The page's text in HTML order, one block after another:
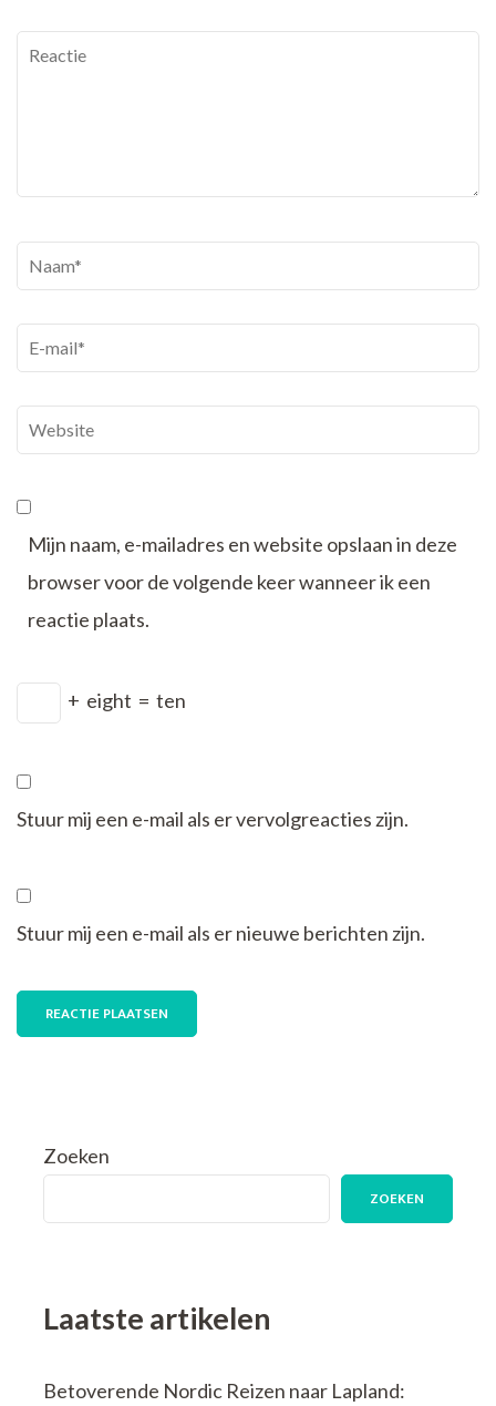
Reactie
Naam*
E-
mail*
Website
Mijn naam, e-mailadres en website opslaan in deze
browser voor de volgende keer wanneer ik een
reactie plaats.
+ eight = ten
Stuur mij een e-mail als er vervolgreacties zijn.
Stuur mij een e-mail als er nieuwe berichten zijn.
Zoeken
ZOEKEN
Laatste artikelen
Betoverende Nordic Reizen naar Lapland: